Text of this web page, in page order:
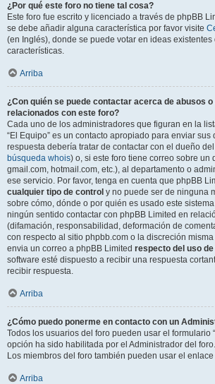
¿Por qué este foro no tiene tal cosa?
Este foro fue escrito y licenciado a través de phpBB
se debe añadir alguna característica por favor visite
(en Inglés), donde se puede votar en ideas
características.
Arriba
¿Con quién se puede contactar acerca de abusos
relacionados con este foro?
Cada uno de los administradores que figuran en la
“El Equipo” es un contacto apropiado para enviar
respuesta debería tratar de contactar con el dueño
búsqueda whois) o, si este foro tiene correo sobre un
gmail.com, hotmail.com, etc.), al departamento o
ese servicio. Por favor, tenga en cuenta que phpBB
cualquier tipo de control y no puede ser de ninguna
sobre cómo, dónde o por quién es usado este
ningún sentido contactar con phpBB Limited en
(difamación, responsabilidad, deformación de
con respecto al sitio phpbb.com o la discreción
envia un correo a phpBB Limited respecto del uso
software esté dispuesto a recibir una respuesta
recibir respuesta.
Arriba
¿Cómo puedo ponerme en contacto con un
Todos los usuarios del foro pueden usar el formulario
opción ha sido habilitada por el Administrador del foro.
Los miembros del foro también pueden usar el enlace
Arriba